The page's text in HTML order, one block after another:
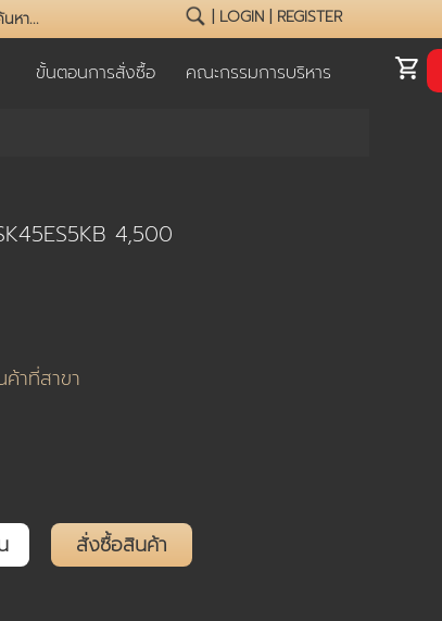
LOGIN REGISTER
ขั้นตอนการสั่งซื้อ คณะกรรมการบริหาร
4,500
าที่สาขา